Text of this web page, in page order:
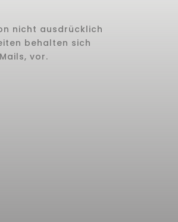
nicht ausdrücklich
behalten sich
vor.